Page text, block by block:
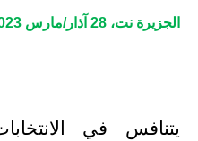
الجزيرة نت، 28 آذار/مارس 2023
يتنافس في